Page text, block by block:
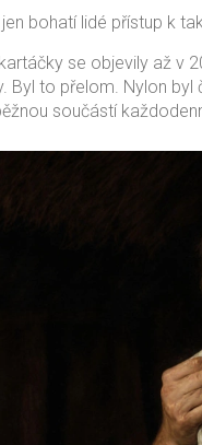
bohatí lidé přístup k
se objevily až v
Byl to přelom. Nylon
součástí